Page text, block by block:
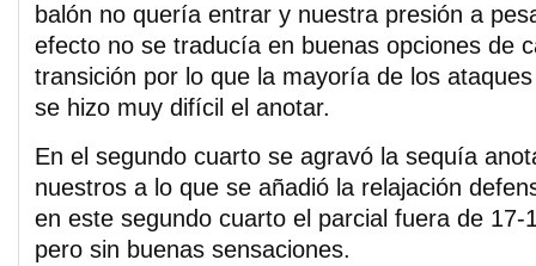
balón no quería entrar y nuestra presión a
efecto no se traducía en buenas opciones de
transición por lo que la mayoría de los
se hizo muy difícil el anotar.
En el segundo cuarto se agravó la sequía
nuestros a lo que se añadió la relajación
en este segundo cuarto el parcial fuera de 17-
pero sin buenas sensaciones.